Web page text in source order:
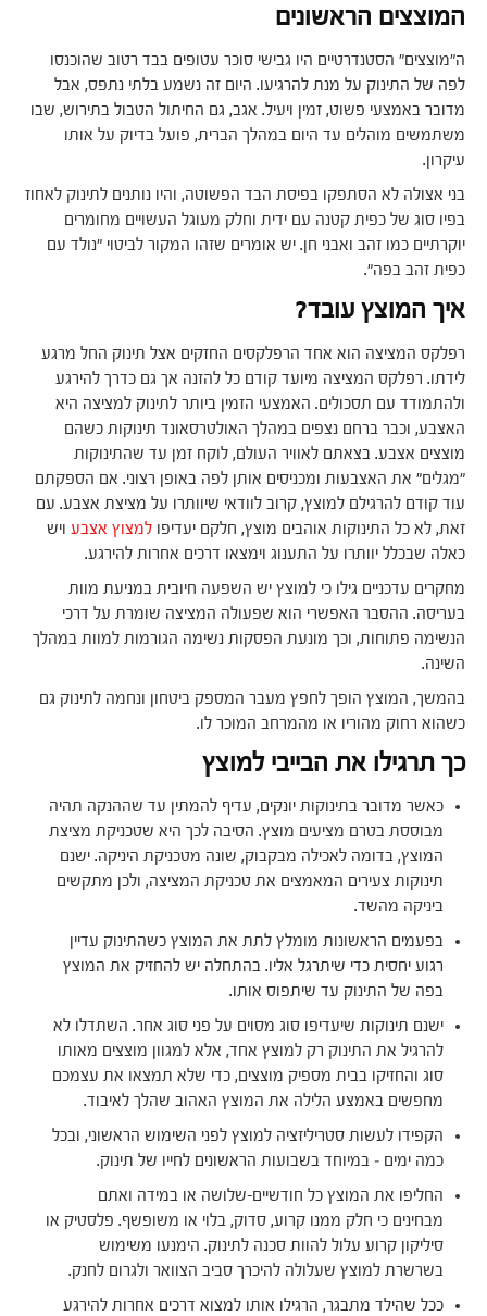
המוצצים הראשונים
ה"מוצצים" הסטנדרטיים היו גבישי סוכר עטופים בבד רטוב שהוכנסו
לפה של התינוק על מנת להרגיעו. היום זה נשמע בלתי נתפס, אבל
מדובר באמצעי פשוט, זמין ויעיל. אגב, גם החיתול הטבול בתירוש, שבו
משתמשים מוהלים עד היום במהלך הברית, פועל בדיוק על אותו
עיקרון.
בני אצולה לא הסתפקו בפיסת הבד הפשוטה, והיו נותנים לתינוק לאחוז
בפיו סוג של כפית קטנה עם ידית וחלק מעוגל העשויים מחומרים
יוקרתיים כמו זהב ואבני חן. יש אומרים שזהו המקור לביטוי "נולד עם
כפית זהב בפה".
איך המוצץ עובד?
רפלקס המציצה הוא אחד הרפלקסים החזקים אצל תינוק החל מרגע
לידתו. רפלקס המציצה מיועד קודם כל להזנה אך גם כדרך להירגע
ולהתמודד עם תסכולים. האמצעי הזמין ביותר לתינוק למציצה היא
האצבע, וכבר ברחם נצפים במהלך האולטרסאונד תינוקות כשהם
מוצצים אצבע. בצאתם לאוויר העולם, לוקח זמן עד שהתינוקות
"מגלים" את האצבעות ומכניסים אותן לפה באופן רצוני. אם הספקתם
עוד קודם להרגילם למוצץ, קרוב לוודאי שיוותרו על מציצת אצבע. עם
זאת, לא כל התינוקות אוהבים מוצץ, חלקם יעדיפו למצוץ אצבע ויש
כאלה שבכלל יוותרו על התענוג וימצאו דרכים אחרות להירגע.
מחקרים עדכניים גילו כי למוצץ יש השפעה חיובית במניעת מוות
בעריסה. ההסבר האפשרי הוא שפעולה המציצה שומרת על דרכי
הנשימה פתוחות, וכך מונעת הפסקות נשימה הגורמות למוות במהלך
השינה.
בהמשך, המוצץ הופך לחפץ מעבר המספק ביטחון ונחמה לתינוק גם
כשהוא רחוק מהוריו או מהמרחב המוכר לו.
כך תרגילו את הבייבי למוצץ
כאשר מדובר בתינוקות יונקים, עדיף להמתין עד שההנקה תהיה
מבוססת בטרם מציעים מוצץ. הסיבה לכך היא שטכניקת מציצת
המוצץ, בדומה לאכילה מבקבוק, שונה מטכניקת היניקה. ישנם
תינוקות צעירים המאמצים את טכניקת המציצה, ולכן מתקשים
ביניקה מהשד.
בפעמים הראשונות מומלץ לתת את המוצץ כשהתינוק עדיין
רגוע יחסית כדי שיתרגל אליו. בהתחלה יש להחזיק את המוצץ
בפה של התינוק עד שיתפוס אותו.
ישנם תינוקות שיעדיפו סוג מסוים על פני סוג אחר. השתדלו לא
להרגיל את התינוק רק למוצץ אחד, אלא למגוון מוצצים מאותו
סוג והחזיקו בבית מספיק מוצצים, כדי שלא תמצאו את עצמכם
מחפשים באמצע הלילה את המוצץ האהוב שהלך לאיבוד.
הקפידו לעשות סטריליזציה למוצץ לפני השימוש הראשוני, ובכל
כמה ימים – במיוחד בשבועות הראשונים לחייו של תינוק.
החליפו את המוצץ כל חודשיים-שלושה או במידה ואתם
מבחינים כי חלק ממנו קרוע, סדוק, בלוי או משופשף. פלסטיק או
סיליקון קרוע עלול להוות סכנה לתינוק. הימנעו משימוש
בשרשרת למוצץ שעלולה להיכרך סביב הצוואר ולגרום לחנק.
ככל שהילד מתבגר, הרגילו אותו למצוא דרכים אחרות להירגע